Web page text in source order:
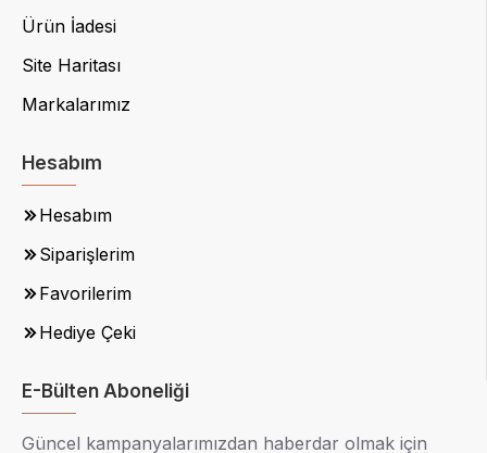
Ürün İadesi
Site Haritası
Markalarımız
Hesabım
Hesabım
Siparişlerim
Favorilerim
Hediye Çeki
E-Bülten Aboneliği
Güncel kampanyalarımızdan haberdar olmak için